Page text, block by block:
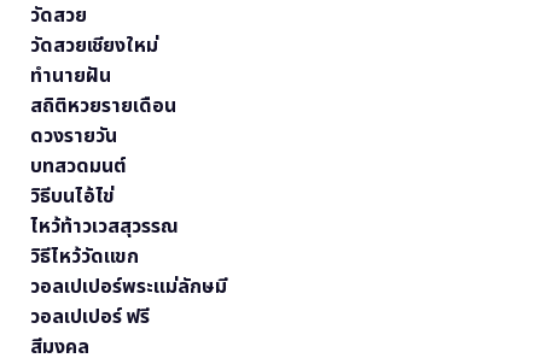
วัดสวย
วัดสวยเชียงใหม่
ทำนายฝัน
สถิติหวยรายเดือน
ดวงรายวัน
บทสวดมนต์
วิธีบนไอ้ไข่
ไหว้ท้าวเวสสุวรรณ
วิธีไหว้วัดแขก
วอลเปเปอร์พระแม่ลักษมี
วอลเปเปอร์ ฟรี
สีมงคล